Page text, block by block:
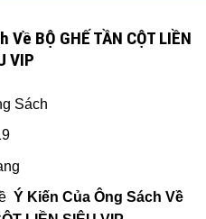
BỘ GHẾ TẦN CỘT LIỀN
VIP
Sách
Ý Kiến Của Ông Sách Về